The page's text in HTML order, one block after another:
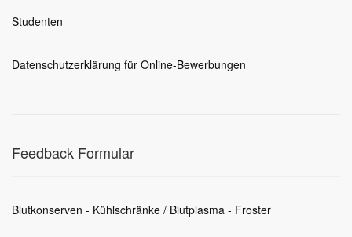
Studenten
Datenschutzerklärung für Online-Bewerbungen
Feedback Formular
Blutkonserven - Kühlschränke / Blutplasma - Froster